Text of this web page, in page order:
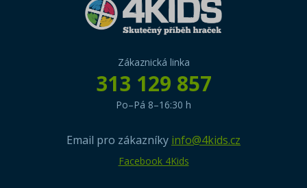
Zákaznická linka
313 129 857
Po–Pá 8–16:30 h
Email pro zákazníky info@4kids.cz
Facebook 4Kids